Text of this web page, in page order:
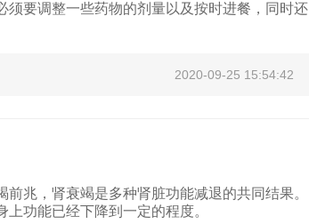
要调整一些药物的剂量以及按时进餐，同时还
2020-09-25 15:54:42
兆，肾衰竭是多种肾脏功能减退的共同结果。
功能已经下降到一定的程度。